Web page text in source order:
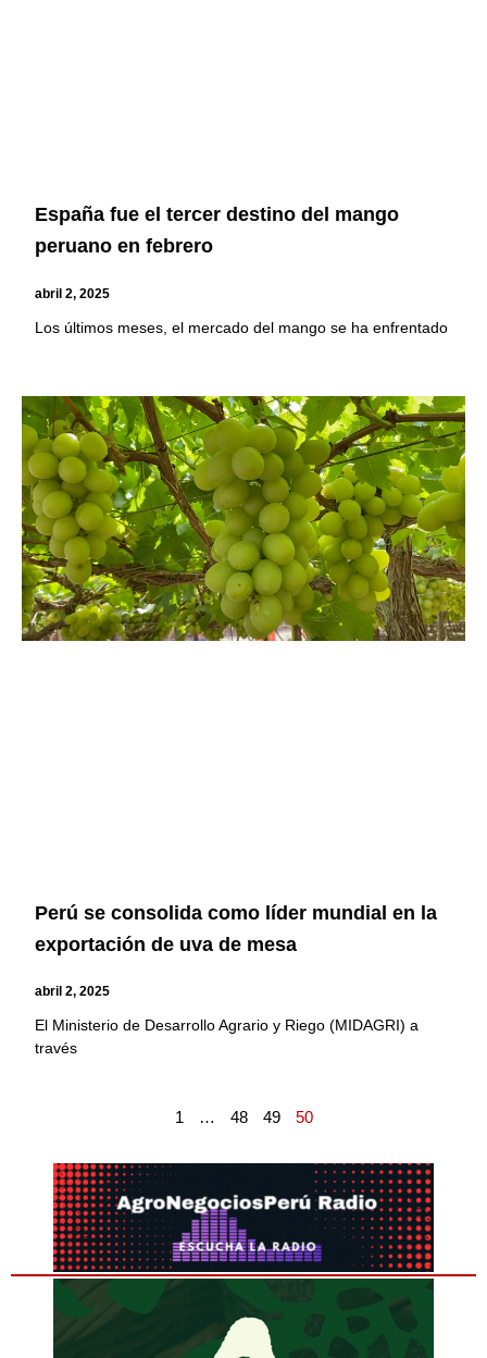
España fue el tercer destino del mango
peruano en febrero
abril 2, 2025
Los últimos meses, el mercado del mango se ha enfrentado
Perú se consolida como líder mundial en la
exportación de uva de mesa
abril 2, 2025
El Ministerio de Desarrollo Agrario y Riego (MIDAGRI) a
través
1 … 48 49 50